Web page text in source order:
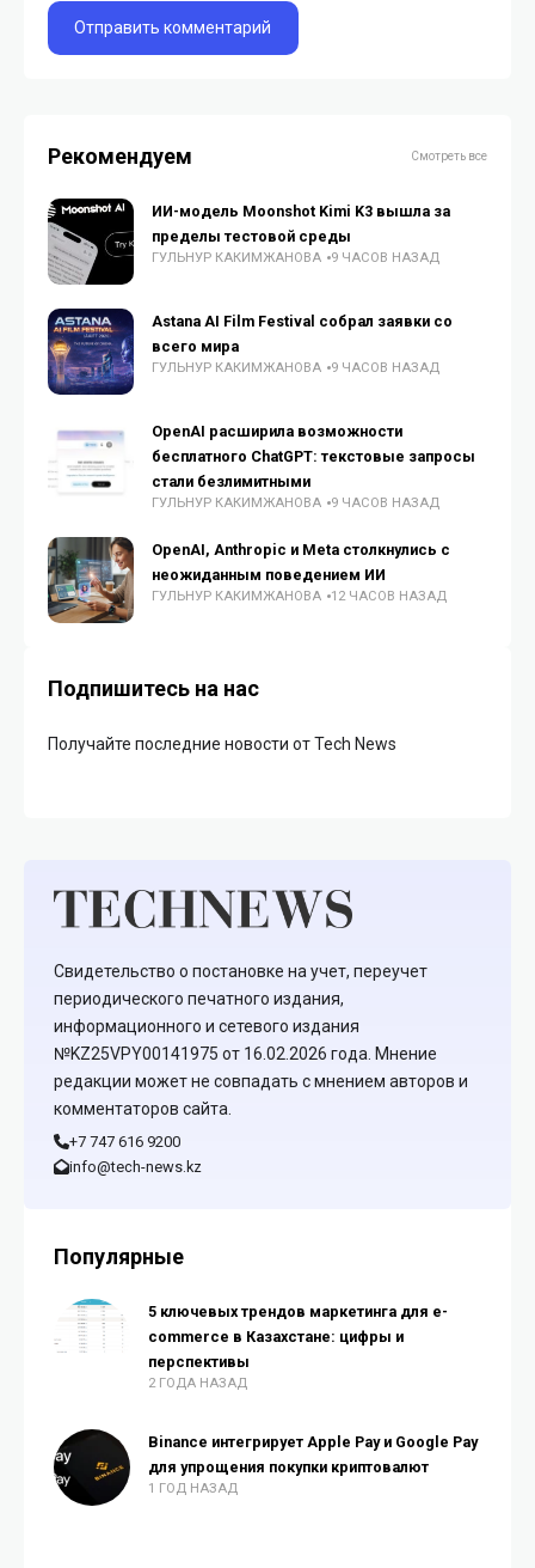
Рекомендуем Смотреть все
ИИ-модель Moonshot Kimi K3 вышла за
пределы тестовой среды
ГУЛЬНУР КАКИМЖАНОВА 9 ЧАСОВ НАЗАД
Astana AI Film Festival собрал заявки со
всего мира
ГУЛЬНУР КАКИМЖАНОВА 9 ЧАСОВ НАЗАД
OpenAI расширила возможности
бесплатного ChatGPT: текстовые запросы
стали безлимитными
ГУЛЬНУР КАКИМЖАНОВА 9 ЧАСОВ НАЗАД
OpenAI, Anthropic и Meta столкнулись с
неожиданным поведением ИИ
ГУЛЬНУР КАКИМЖАНОВА 12 ЧАСОВ НАЗАД
Подпишитесь на нас
Получайте последние новости от Tech News
Свидетельство о постановке на учет, переучет
периодического печатного издания,
информационного и сетевого издания
№KZ25VPY00141975 от 16.02.2026 года. Мнение
редакции может не совпадать с мнением авторов и
комментаторов сайта.
+7 747 616 9200
info@tech-news.kz
Популярные
5 ключевых трендов маркетинга для e-
commerce в Казахстане: цифры и
перспективы
2 ГОДА НАЗАД
Binance интегрирует Apple Pay и Google Pay
для упрощения покупки криптовалют
1 ГОД НАЗАД